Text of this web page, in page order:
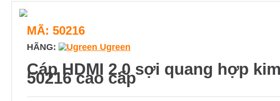
MÃ: 50216
HÃNG: Ugreen
Cáp HDMI 2.0 sợi quang hợp
50216 cao cấp